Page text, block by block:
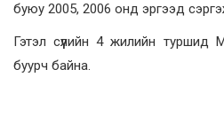
буюу 2005, 2006 онд эргээд
Гэтэл сүүлийн 4 жилийн туршид
буурч байна.